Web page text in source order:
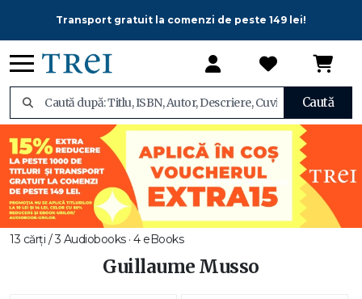
Transport gratuit la comenzi de peste 149 lei!
Caută
13 cărți / 3 Audiobooks · 4 eBooks
Guillaume Musso